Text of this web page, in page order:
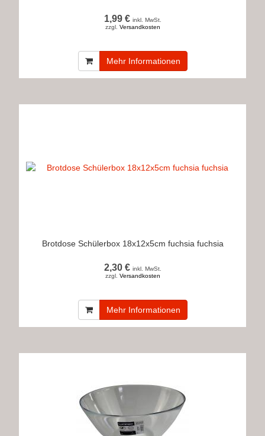
1,99 € inkl. MwSt.
zzgl. Versandkosten
Mehr Informationen
Brotdose Schülerbox 18x12x5cm fuchsia fuchsia
2,30 € inkl. MwSt.
zzgl. Versandkosten
Mehr Informationen